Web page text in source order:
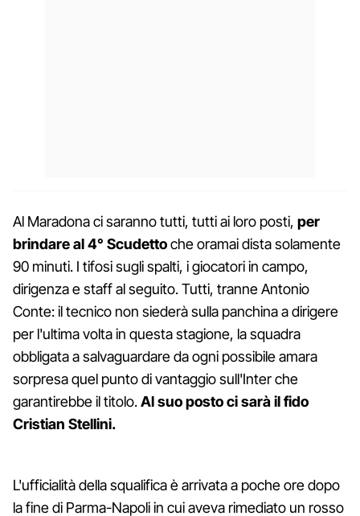
Al Maradona ci saranno tutti, tutti ai loro posti, per
brindare al 4° Scudettoche oramai dista solamente
90 minuti. I tifosi sugli spalti, i giocatori in campo,
dirigenza e staff al seguito. Tutti, tranne Antonio
Conte: il tecnico non siederà sulla panchina a dirigere
per l'ultima volta in questa stagione, la squadra
obbligata a salvaguardare da ogni possibile amara
sorpresa quel punto di vantaggio sull'Inter che
garantirebbe il titolo.Al suo posto ci sarà il fido
Cristian Stellini.
L'ufficialità della squalifica è arrivata a poche ore dopo
la fine di Parma-Napoli in cui aveva rimediato un rosso